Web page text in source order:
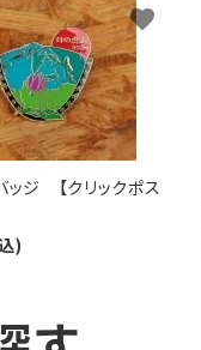
ジ 【クリックポス
)
favorite